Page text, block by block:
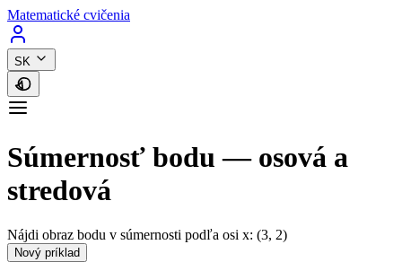
Matematické cvičenia
SK
Súmernosť bodu — osová a
stredová
Nájdi obraz bodu v súmernosti podľa osi x: (3, 2)
Nový príklad